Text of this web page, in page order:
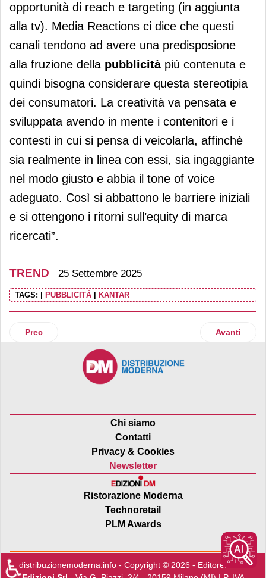
opportunità di reach e targeting (in aggiunta
alla tv). Media Reactions ci dice che questi
canali tendono ad avere una predisposione
alla fruzione della pubblicità più contenuta e
quindi bisogna considerare questa stereotipia
dei consumatori. La creatività va pensata e
sviluppata avendo in mente i contenitori e i
contesti in cui si pensa di veicolarla, affinchè
sia realmente in linea con essi, sia ingaggiante
nel modo giusto e abbia il tone of voice
adeguato. Così si abbattono le barriere iniziali
e si ottengono i ritorni sull’equity di marca
ricercati”.
TREND 25 Settembre 2025
TAGS: PUBBLICITÀ KANTAR
Articolo precedente: Centri commerciali sempre più
Prec Articolo
Avanti
Chi siamo
Contatti
Privacy & Cookies
Newsletter
Ristorazione Moderna
Technoretail
PLM Awards
distribuzionemoderna.info - Copyright © 2026 - Editore:Edra